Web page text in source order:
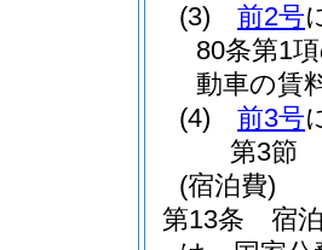
(3)
前2号
80条第1
動車の賃
(4)
前3号
第3節
(宿泊費)
第13条
宿